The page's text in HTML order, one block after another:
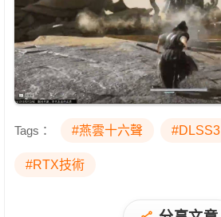
Tags： #燕雲十六聲 #DLSS3
#RTX技術